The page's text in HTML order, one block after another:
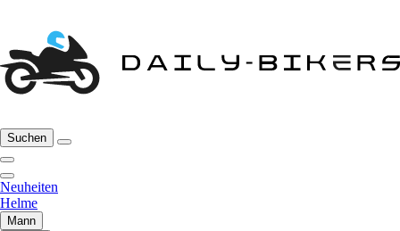
Suchen
Neuheiten
Helme
Mann